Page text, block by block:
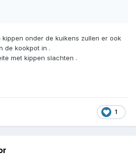
kippen onder de kuikens zullen er ook
de kookpot in .
met kippen slachten .
1